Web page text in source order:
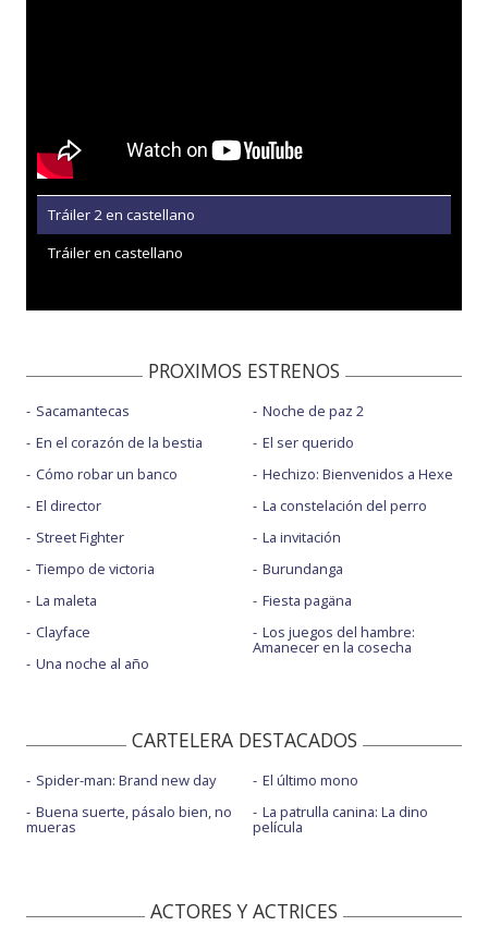
Tráiler 2 en castellano
Tráiler en castellano
PROXIMOS ESTRENOS
Sacamantecas
En el corazón de la bestia
Cómo robar un banco
El director
Street Fighter
Tiempo de victoria
La maleta
Clayface
Una noche al año
Noche de paz 2
El ser querido
Hechizo: Bienvenidos a Hexe
La constelación del perro
La invitación
Burundanga
Fiesta pagäna
Los juegos del hambre:
Amanecer en la cosecha
CARTELERA DESTACADOS
Spider-man: Brand new day
Buena suerte, pásalo bien, no
mueras
El último mono
La patrulla canina: La dino
película
ACTORES Y ACTRICES